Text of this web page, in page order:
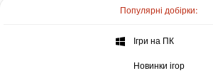
Популярні добірки:
Ігри на ПК
Новинки ігор